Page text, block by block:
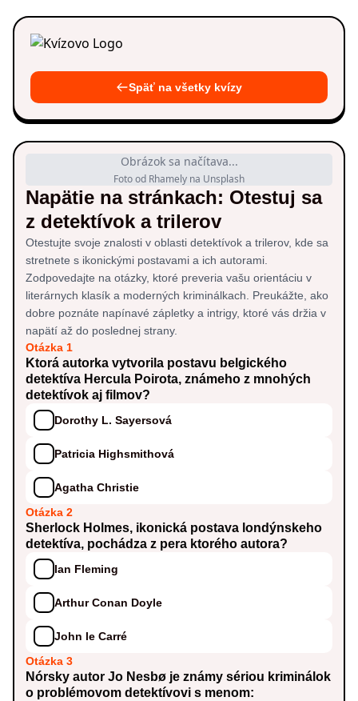
Späť na všetky kvízy
Obrázok sa načítava...
Foto od Rhamely na Unsplash
Napätie na stránkach: Otestuj sa
z detektívok a trilerov
Otestujte svoje znalosti v oblasti detektívok a trilerov, kde sa
stretnete s ikonickými postavami a ich autorami.
Zodpovedajte na otázky, ktoré preveria vašu orientáciu v
literárnych klasík a moderných kriminálkach. Preukážte, ako
dobre poznáte napínavé zápletky a intrigy, ktoré vás držia v
napätí až do poslednej strany.
Otázka 1
Ktorá autorka vytvorila postavu belgického
detektíva Hercula Poirota, známeho z mnohých
detektívok aj filmov?
Dorothy L. Sayersová
Patricia Highsmithová
Agatha Christie
Otázka 2
Sherlock Holmes, ikonická postava londýnskeho
detektíva, pochádza z pera ktorého autora?
Ian Fleming
Arthur Conan Doyle
John le Carré
Otázka 3
Nórsky autor Jo Nesbø je známy sériou kriminálok
o problémovom detektívovi s menom: